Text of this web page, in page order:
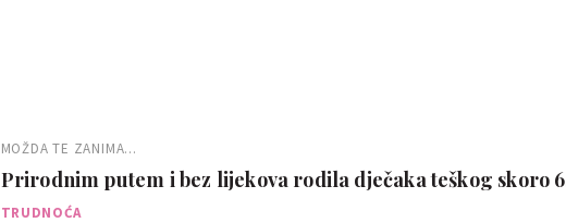
MOŽDA TE ZANIMA...
Prirodnim putem i bez lijekova rodila dječaka teškog skoro 6
kilograma!
TRUDNOĆA